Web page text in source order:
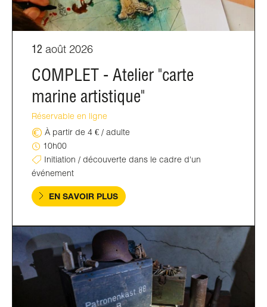
12 août 2026
COMPLET - Atelier "carte
marine artistique"
Réservable en ligne
À partir de 4 € / adulte
10h00
Initiation / découverte dans le cadre d'un
événement
EN SAVOIR PLUS